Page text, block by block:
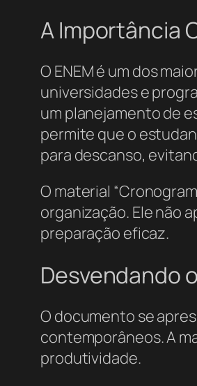
A Importância
O ENEM é um dos
universidades e
um planejamento de
permite que o
para descanso,
O material
organização. Ele não
preparação eficaz.
Desvendando
O documento se
contemporâneos. A
produtividade.